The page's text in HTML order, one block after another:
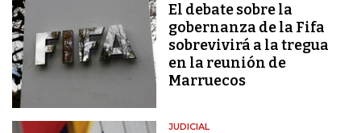
El debate sobre la
gobernanza de la Fifa
sobrevivirá a la tregua
en la reunión de
Marruecos
JUDICIAL